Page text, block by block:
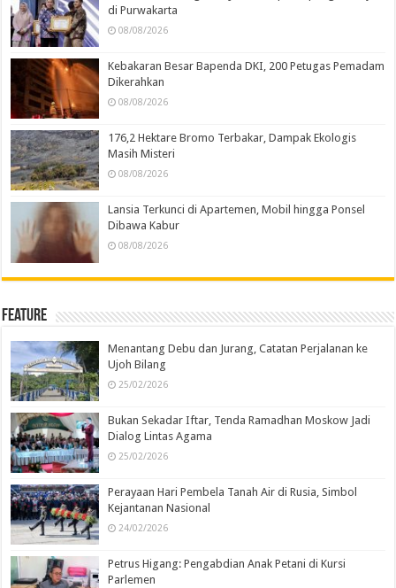
di Purwakarta
08/08/2026
Kebakaran Besar Bapenda DKI, 200 Petugas Pemadam
Dikerahkan
08/08/2026
176,2 Hektare Bromo Terbakar, Dampak Ekologis
Masih Misteri
08/08/2026
Lansia Terkunci di Apartemen, Mobil hingga Ponsel
Dibawa Kabur
08/08/2026
Feature
Menantang Debu dan Jurang, Catatan Perjalanan ke
Ujoh Bilang
25/02/2026
Bukan Sekadar Iftar, Tenda Ramadhan Moskow Jadi
Dialog Lintas Agama
25/02/2026
Perayaan Hari Pembela Tanah Air di Rusia, Simbol
Kejantanan Nasional
24/02/2026
Petrus Higang: Pengabdian Anak Petani di Kursi
Parlemen